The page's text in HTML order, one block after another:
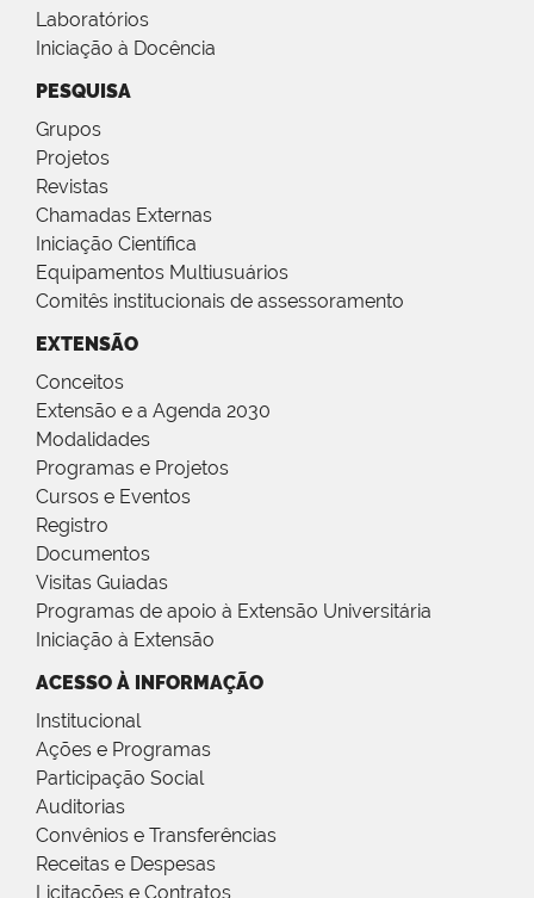
Laboratórios
Iniciação à Docência
PESQUISA
Grupos
Projetos
Revistas
Chamadas Externas
Iniciação Científica
Equipamentos Multiusuários
Comitês institucionais de assessoramento
EXTENSÃO
Conceitos
Extensão e a Agenda 2030
Modalidades
Programas e Projetos
Cursos e Eventos
Registro
Documentos
Visitas Guiadas
Programas de apoio à Extensão Universitária
Iniciação à Extensão
ACESSO À INFORMAÇÃO
Institucional
Ações e Programas
Participação Social
Auditorias
Convênios e Transferências
Receitas e Despesas
Licitações e Contratos